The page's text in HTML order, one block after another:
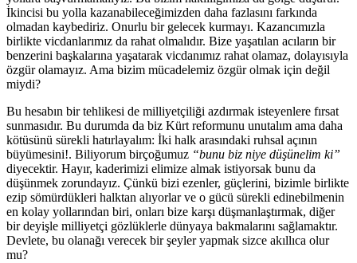
İkincisi bu yolla kazanabileceğimizden daha fazlasını farkında
olmadan kaybediriz. Onurlu bir gelecek kurmayı. Kazancımızla
birlikte vicdanlarımız da rahat olmalıdır. Bize yaşatılan acıların bir
benzerini başkalarına yaşatarak vicdanımız rahat olamaz, dolayısıyla
özgür olamayız. Ama bizim mücadelemiz özgür olmak için değil
miydi?
Bu hesabın bir tehlikesi de milliyetçiliği azdırmak isteyenlere fırsat
sunmasıdır. Bu durumda da biz Kürt reformunu unutalım ama daha
kötüsünü sürekli hatırlayalım: İki halk arasındaki ruhsal açının
büyümesini!. Biliyorum birçoğumuz “bunu biz niye düşünelim ki”
diyecektir. Hayır, kaderimizi elimize almak istiyorsak bunu da
düşünmek zorundayız. Çünkü bizi ezenler, güçlerini, bizimle birlikte
ezip sömürdükleri halktan alıyorlar ve o gücü sürekli edinebilmenin
en kolay yollarından biri, onları bize karşı düşmanlaştırmak, diğer
bir deyişle milliyetçi gözlüklerle dünyaya bakmalarını sağlamaktır.
Devlete, bu olanağı verecek bir şeyler yapmak sizce akıllıca olur
mu?